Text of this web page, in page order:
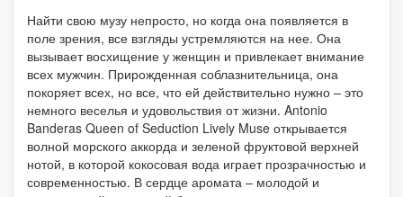
Найти свою музу непросто, но когда она появляется в
поле зрения, все взгляды устремляются на нее. Она
вызывает восхищение у женщин и привлекает внимание
всех мужчин. Прирожденная соблазнительница, она
покоряет всех, но все, что ей действительно нужно – это
немного веселья и удовольствия от жизни. Antonio
Banderas Queen of Seduction Lively Muse открывается
волной морского аккорда и зеленой фруктовой верхней
нотой, в которой кокосовая вода играет прозрачностью и
современностью. В сердце аромата – молодой и